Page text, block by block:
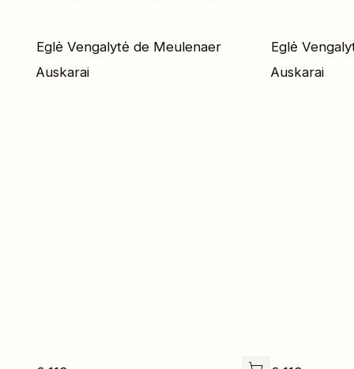
Eglė Vengalytė de Meulenaer
Auskarai
Eglė
Auskarai